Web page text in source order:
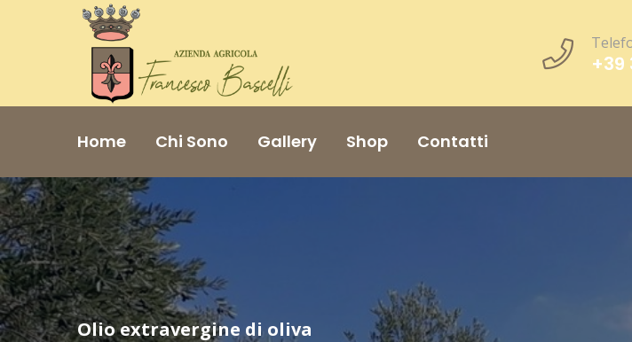
+39
Home Chi Sono Gallery Shop Contatti
Olio extravergine di oliva